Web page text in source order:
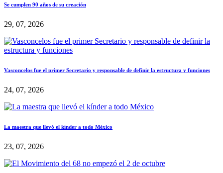
Se cumplen 90 años de su creación
29, 07, 2026
Vasconcelos fue el primer Secretario y responsable de definir la estructura y funciones
24, 07, 2026
La maestra que llevó el kínder a todo México
23, 07, 2026